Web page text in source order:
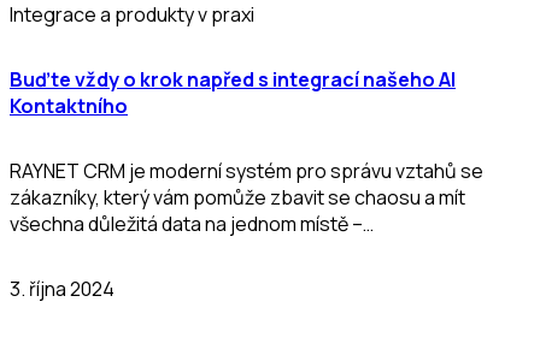
Integrace a produkty v praxi
Buďte vždy o krok napřed s integrací našeho AI
Kontaktního
RAYNET CRM je moderní systém pro správu vztahů se
zákazníky, který vám pomůže zbavit se chaosu a mít
všechna důležitá data na jednom místě –…
3. října 2024